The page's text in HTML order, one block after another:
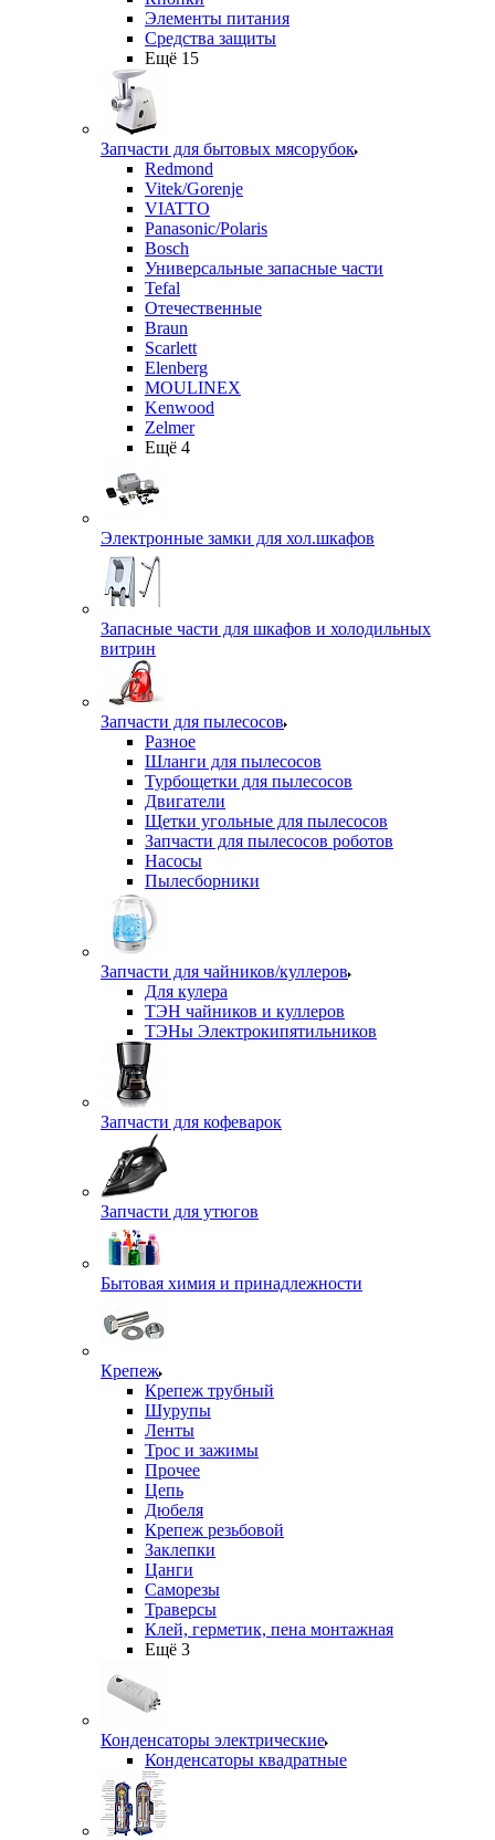
Элементы питания
Средства защиты
Ещё 15
Запчасти для бытовых мясорубок
Redmond
Vitek/Gorenje
VIATTO
Panasonic/Polaris
Bosch
Универсальные запасные части
Tefal
Отечественные
Braun
Scarlett
Elenberg
MOULINEX
Kenwood
Zelmer
Ещё 4
Электронные замки для хол.шкафов
Запасные части для шкафов и холодильных
витрин
Запчасти для пылесосов
Разное
Шланги для пылесосов
Турбощетки для пылесосов
Двигатели
Щетки угольные для пылесосов
Запчасти для пылесосов роботов
Насосы
Пылесборники
Запчасти для чайников/куллеров
Для кулера
ТЭН чайников и куллеров
ТЭНы Электрокипятильников
Запчасти для кофеварок
Запчасти для утюгов
Бытовая химия и принадлежности
Крепеж
Крепеж трубный
Шурупы
Ленты
Трос и зажимы
Прочее
Цепь
Дюбеля
Крепеж резьбовой
Заклепки
Цанги
Саморезы
Траверсы
Клей, герметик, пена монтажная
Ещё 3
Конденсаторы электрические
Конденсаторы квадратные